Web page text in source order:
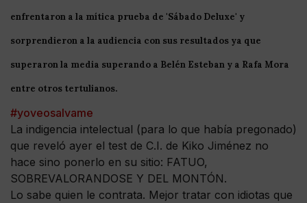
enfrentaron a la mítica prueba de 'Sábado Deluxe' y
sorprendieron a la audiencia con sus resultados ya que
superaron la media superando a Belén Esteban y a Rafa Mora
entre otros tertulianos.
#yoveosalvame
La indigencia intelectual (para lo que había pregonado)
que reveló ayer el test de C.I. de Kiko Jiménez no
hace sino ponerlo en su sitio: FATUO,
SOBREVALORANDOSE Y DEL MONTÓN.
Lo sabe quien le contrata. Mejor tratar con idiotas que